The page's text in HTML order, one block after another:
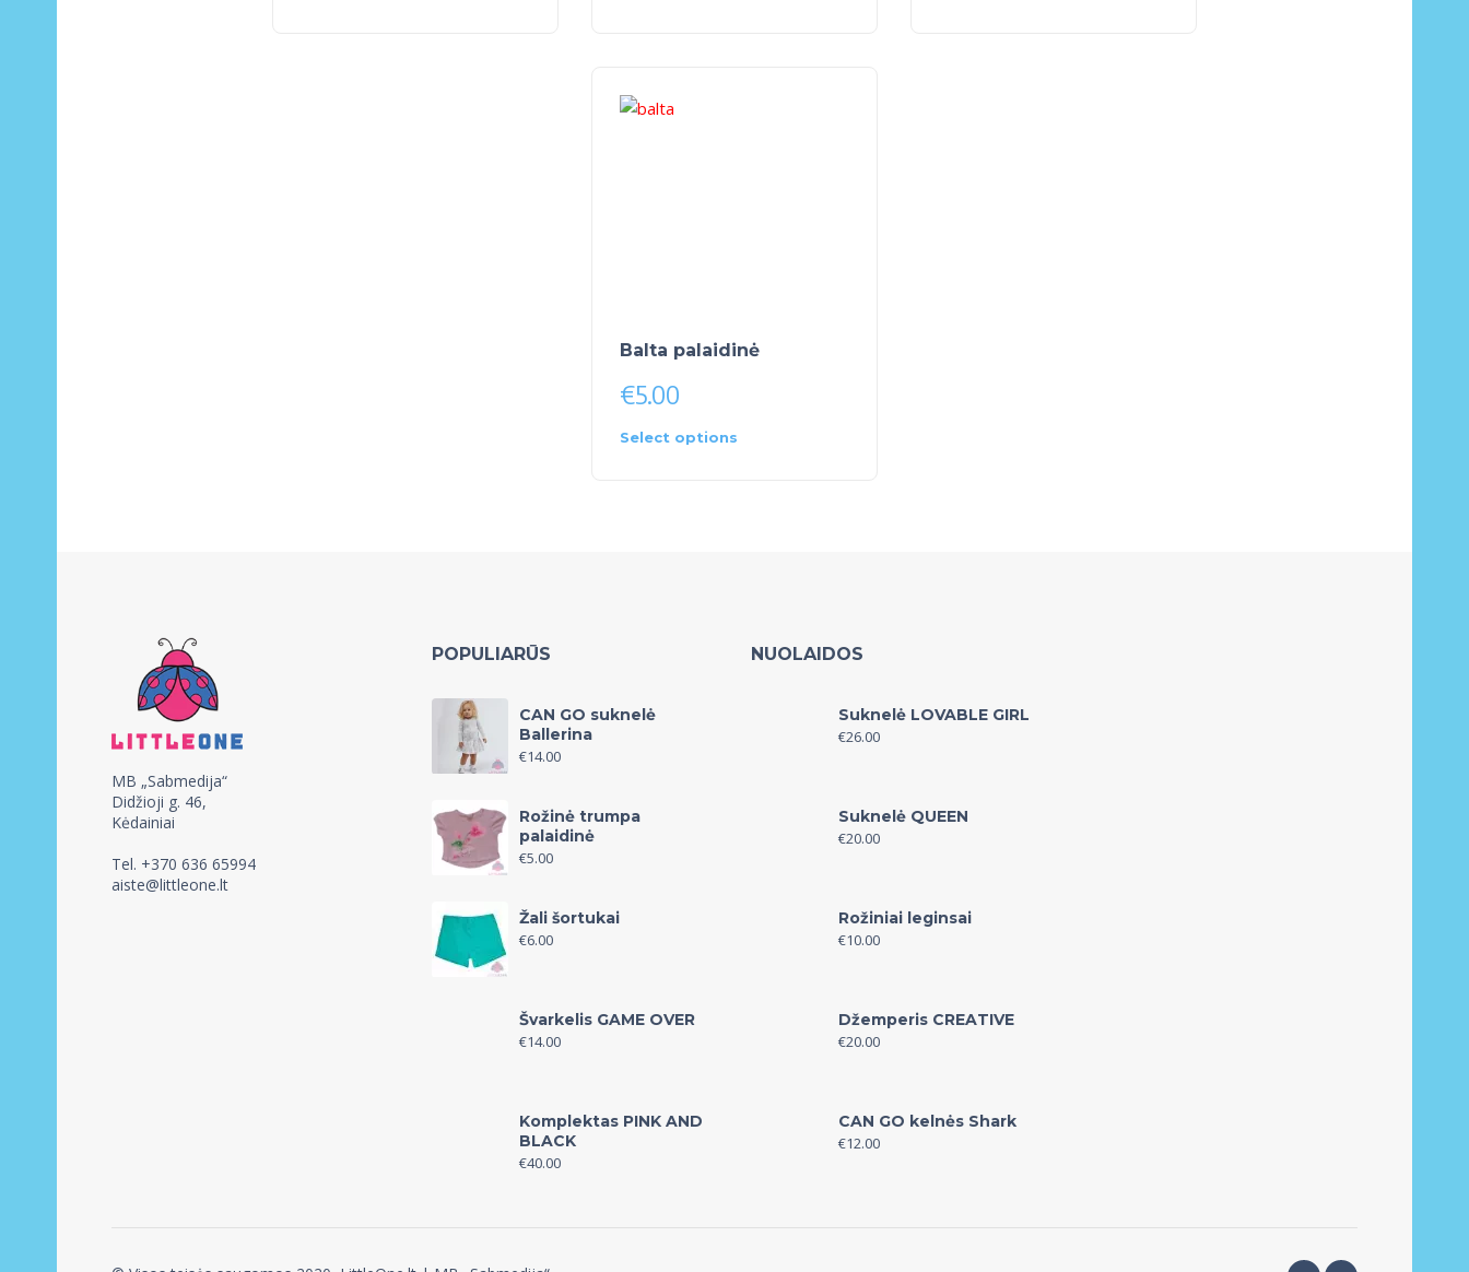
Balta palaidinė
€5.00
Select options
MB „Sabmedija“
Didžioji g. 46,
Kėdainiai
Tel. +370 636 65994
aiste@littleone.lt
POPULIARŪS
CAN GO suknelė
Ballerina
€14.00
Rožinė trumpa
palaidinė
€5.00
Žali šortukai
€6.00
Švarkelis GAME OVER
€14.00
Komplektas PINK AND
BLACK
€40.00
NUOLAIDOS
Suknelė LOVABLE GIRL
€26.00
Suknelė QUEEN
€20.00
Rožiniai leginsai
€10.00
Džemperis CREATIVE
€20.00
CAN GO kelnės Shark
€12.00